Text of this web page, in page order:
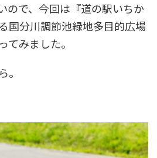
ので、今回は『道の駅いちか
国分川調節池緑地多目的広場
てみました。
。